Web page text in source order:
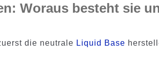
Woraus besteht sie
die neutrale Liquid Base